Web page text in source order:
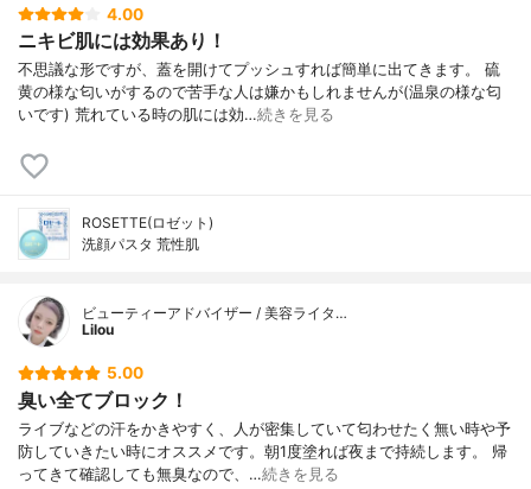
4.00
ニキビ肌には効果あり！
不思議な形ですが、蓋を開けてプッシュすれば簡単に出てきます。 硫
黄の様な匂いがするので苦手な人は嫌かもしれませんが(温泉の様な匂
いです) 荒れている時の肌には効…続きを見る
ROSETTE(ロゼット)
洗顔パスタ 荒性肌
ビューティーアドバイザー / 美容ライタ…
Lilou
5.00
臭い全てブロック！
ライブなどの汗をかきやすく、人が密集していて匂わせたく無い時や予
防していきたい時にオススメです。朝1度塗れば夜まで持続します。 帰
ってきて確認しても無臭なので、…続きを見る